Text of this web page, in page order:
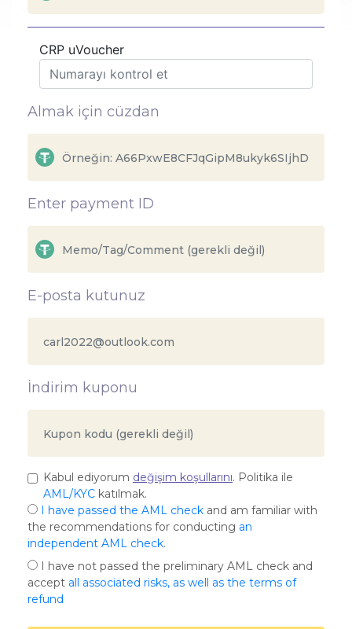
CRP uVoucher
Almak için cüzdan
Enter payment ID
E-posta kutunuz
İndirim kuponu
Kabul ediyorum değişim koşullarını. Politika ile
AML/KYC katılmak.
I have passed the AML check and am familiar with
the recommendations for conducting an
independent AML check.
I have not passed the preliminary AML check and
accept all associated risks, as well as the terms of
refund